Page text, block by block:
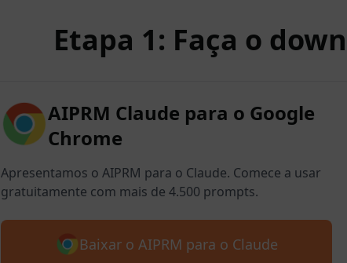
Etapa 1: Faça o
AIPRM Claude para o Google
Chrome
Apresentamos o AIPRM para o Claude. Comece a usar
gratuitamente com mais de 4.500 prompts.
Baixar o AIPRM para o Claude